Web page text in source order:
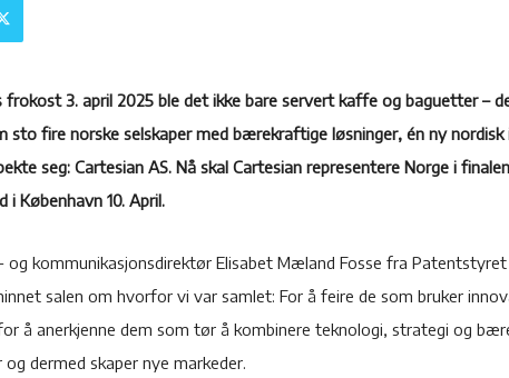
3. april 2025 ble det ikke bare servert kaffe og baguetter –
sto fire norske selskaper med bærekraftige løsninger, én ny nordisk
seg: Cartesian AS. Nå skal Cartesian representere Norge i
i København 10. April.
og kommunikasjonsdirektør Elisabet Mæland Fosse fra
salen om hvorfor vi var samlet: For å feire de som bruker
å anerkjenne dem som tør å kombinere teknologi, strategi og
dermed skaper nye markeder.